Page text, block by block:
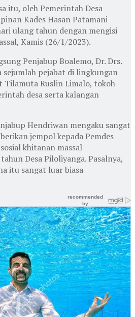
itu, oleh Pemerintah Desa
Kades Hasan Patamani
ulang tahun dengan mengisi
Kamis (26/1/2023).
Penjabup Boalemo, Dr. Drs.
sejumlah pejabat di lingkungan
Tilamuta Ruslin Limalo, tokoh
desa serta kalangan
Hendriwan mengaku sangat
jempol kepada Pemdes
khitanan massal
Desa Piloliyanga. Pasalnya,
itu sangat luar biasa